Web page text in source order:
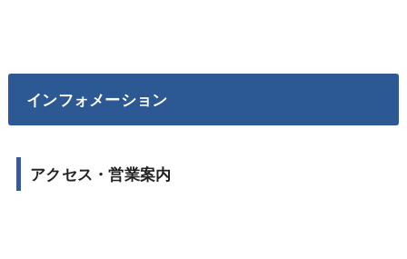
インフォメーション
アクセス・営業案内